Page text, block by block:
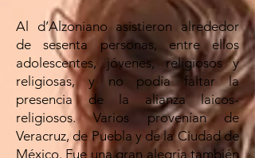
Al d’Alzoniano asistieron alrededor
de sesenta personas, entre ellos
adolescentes, jóvenes, religiosos y
religiosas, y no podía faltar la
presencia de la alianza laicos-
religiosos. Varios provenían de
Veracruz, de Puebla y de la Ciudad de
México. Fue una gran alegría también